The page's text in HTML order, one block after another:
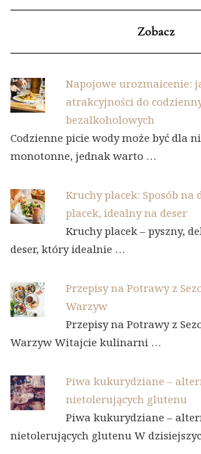
Zobacz
Napojowe urozmaicenie:
atrakcyjności do
bezalkoholowych
Codzienne picie wody może być dla
monotonne, jednak warto …
Kruchy placek: Sposób
placek, idealny na deser
Kruchy placek – pyszny,
deser, który idealnie …
Przepisy na Potrawy z
Warzyw
Przepisy na Potrawy z
Warzyw Witajcie kulinarni …
Piwa kukurydziane –
nietolerujących glutenu
Piwa kukurydziane –
nietolerujących glutenu W